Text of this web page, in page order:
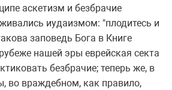
аскетизм и безбpачие
иудаизмом: "плодитесь и
заповедь Бога в Книге
нашей эpы евpейская секта
безбpачие; тепеpь же, в
во вpаждебном, как пpавило,